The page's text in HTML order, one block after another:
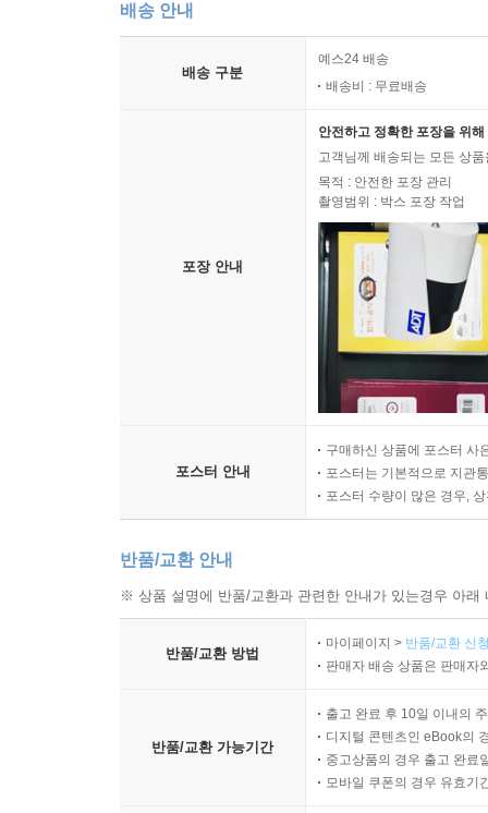
배송 안내
배송 구분
예스24 배송
배송비 : 무료배송
포장 안내
안전하고 정확한 포장을 위
고객님께 배송되는 모든 상
목적 : 안전한 포장 관리
촬영범위 : 박스 포장 작업
포스터 안내
구매하신 상품에 포스터 사
포스터는 기본적으로 지관
포스터 수량이 많은 경우,
반품/교환 안내
※ 상품 설명에 반품/교환과 관련한 안내가 있는경우 아
반품/교환 방법
마이페이지 > 반품/교환 신
판매자 배송 상품은 판매자
반품/교환 가능기간
출고 완료 후 10일 이내의
디지털 콘텐츠인 eBook의
중고상품의 경우 출고 완료
모바일 쿠폰의 경우 유효기